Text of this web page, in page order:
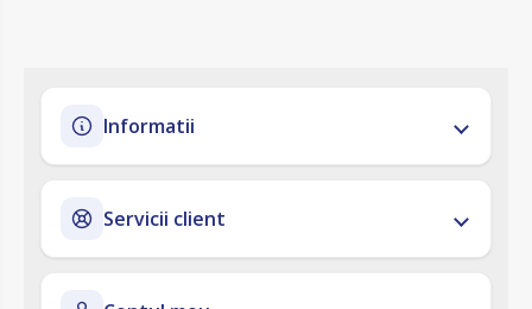
Informatii
Servicii client